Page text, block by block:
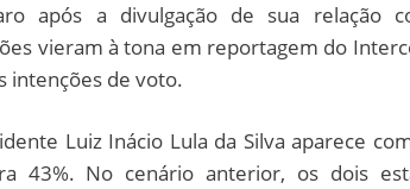
após a divulgação de sua relação
vieram à tona em reportagem do
intenções de voto.
Luiz Inácio Lula da Silva aparece
43%. No cenário anterior, os dois